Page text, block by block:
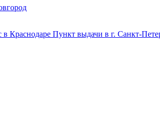
Краснодаре Пункт выдачи в г. Санкт-